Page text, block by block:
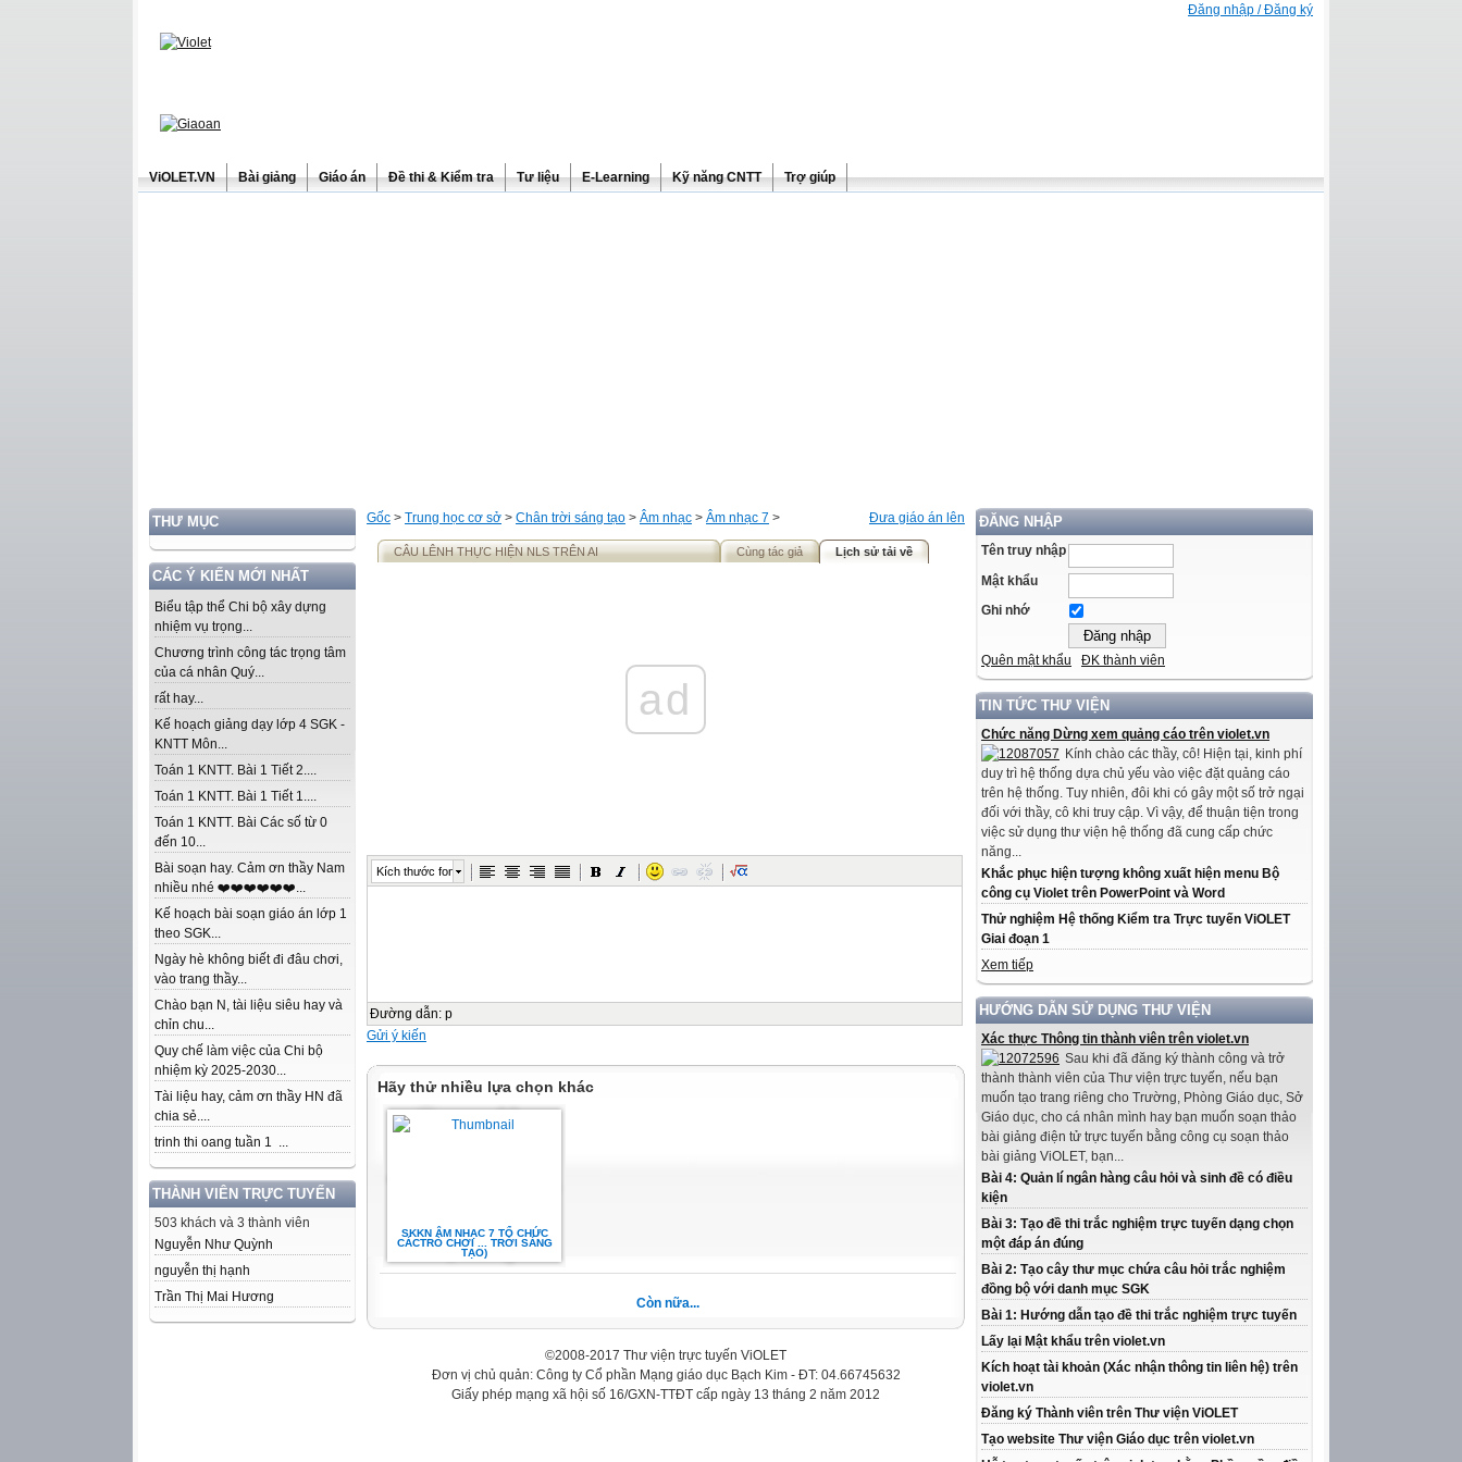
Đăng nhập / Đăng ký
ViOLET.VN Bài giảng Giáo án Đề thi & Kiểm tra Tư liệu E-Learning Kỹ năng CNTT Trợ giúp
THƯ MỤC
CÁC Ý KIẾN MỚI NHẤT
Biểu tập thể Chi bộ xây dựng
nhiệm vụ trọng...
Chương trình công tác trọng tâm
của cá nhân Quý...
rất hay...
Kế hoạch giảng dạy lớp 4 SGK -
KNTT Môn...
Toán 1 KNTT. Bài 1 Tiết 2....
Toán 1 KNTT. Bài 1 Tiết 1....
Toán 1 KNTT. Bài Các số từ 0
đến 10...
Bài soạn hay. Cảm ơn thầy Nam
nhiều nhé ❤️❤️❤️❤️❤️❤️...
Kế hoạch bài soạn giáo án lớp 1
theo SGK...
Ngày hè không biết đi đâu chơi,
vào trang thầy...
Chào bạn N, tài liệu siêu hay và
chỉn chu...
Quy chế làm việc của Chi bộ
nhiệm kỳ 2025-2030...
Tài liệu hay, cảm ơn thầy HN đã
chia sẻ....
trinh thi oang tuần 1 ...
THÀNH VIÊN TRỰC TUYẾN
503 khách và 3 thành viên
Nguyễn Như Quỳnh
nguyễn thị hạnh
Trần Thị Mai Hương
ĐĂNG NHẬP
Tên truy nhập
Mật khẩu
Ghi nhớ
Quên mật khẩu ĐK thành viên
TIN TỨC THƯ VIỆN
Chức năng Dừng xem quảng cáo trên violet.vn
Kính chào các thầy, cô! Hiện tại, kinh phí
duy trì hệ thống dựa chủ yếu vào việc đặt quảng cáo
trên hệ thống. Tuy nhiên, đôi khi có gây một số trở ngại
đối với thầy, cô khi truy cập. Vì vậy, để thuận tiện trong
việc sử dụng thư viện hệ thống đã cung cấp chức
năng...
Khắc phục hiện tượng không xuất hiện menu Bộ
công cụ Violet trên PowerPoint và Word
Thử nghiệm Hệ thống Kiểm tra Trực tuyến ViOLET
Giai đoạn 1
Xem tiếp
HƯỚNG DẪN SỬ DỤNG THƯ VIỆN
Xác thực Thông tin thành viên trên violet.vn
Sau khi đã đăng ký thành công và trở
thành thành viên của Thư viện trực tuyến, nếu bạn
muốn tạo trang riêng cho Trường, Phòng Giáo dục, Sở
Giáo dục, cho cá nhân mình hay bạn muốn soạn thảo
bài giảng điện tử trực tuyến bằng công cụ soạn thảo
bài giảng ViOLET, bạn...
Bài 4: Quản lí ngân hàng câu hỏi và sinh đề có điều
kiện
Bài 3: Tạo đề thi trắc nghiệm trực tuyến dạng chọn
một đáp án đúng
Bài 2: Tạo cây thư mục chứa câu hỏi trắc nghiệm
đồng bộ với danh mục SGK
Bài 1: Hướng dẫn tạo đề thi trắc nghiệm trực tuyến
Lấy lại Mật khẩu trên violet.vn
Kích hoạt tài khoản (Xác nhận thông tin liên hệ) trên
violet.vn
Đăng ký Thành viên trên Thư viện ViOLET
Tạo website Thư viện Giáo dục trên violet.vn
Đưa giáo án lên
Gốc > Trung học cơ sở > Chân trời sáng tạo > Âm nhạc > Âm nhạc 7 >
CÂU LÊNH THỰC HIỆN NLS TRÊN AI Cùng tác giả Lịch sử tải về
ad
Kích thước font
Đường dẫn: p
Gửi ý kiến
Hãy thử nhiều lựa chọn khác
SKKN ÂM NHẠC 7 TỔ CHỨC
CÁCTRÒ CHƠI ... TRỜI SÁNG
TẠO)
Còn nữa...
©2008-2017 Thư viện trực tuyến ViOLET
Đơn vị chủ quản: Công ty Cổ phần Mạng giáo dục Bạch Kim - ĐT: 04.66745632
Giấy phép mạng xã hội số 16/GXN-TTĐT cấp ngày 13 tháng 2 năm 2012